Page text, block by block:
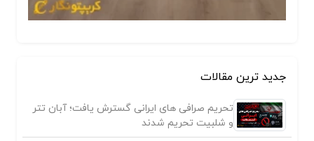
جدید ترین مقالات
تحریم صرافی های ایرانی گسترش یافت؛ آبان تتر
و شلبیت تحریم شدند